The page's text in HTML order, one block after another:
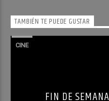
TAMBIÉN TE PUEDE GUSTAR
CINE
FIN DE